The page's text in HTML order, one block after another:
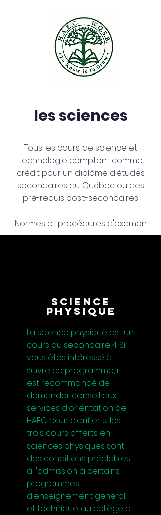
les sciences
Tous les cours de science et
technologie comptent comme
crédit pour un diplôme d'études
secondaires du Québec ou des
pré-requis post-secondaires
Normes et procédures d'examen
Science
physique
La science physique est un
cours du secondaire 4. Si
vous êtes intéressé à
suivre ce programme, il
est recommandé de
demander conseil aux
services d'orientation de
HAEC pour clarifier si les
trois cours offerts en
sciences physiques sont
des conditions préalables
à l'admission à certains
programmes
d'enseignement général
et technique au collège et